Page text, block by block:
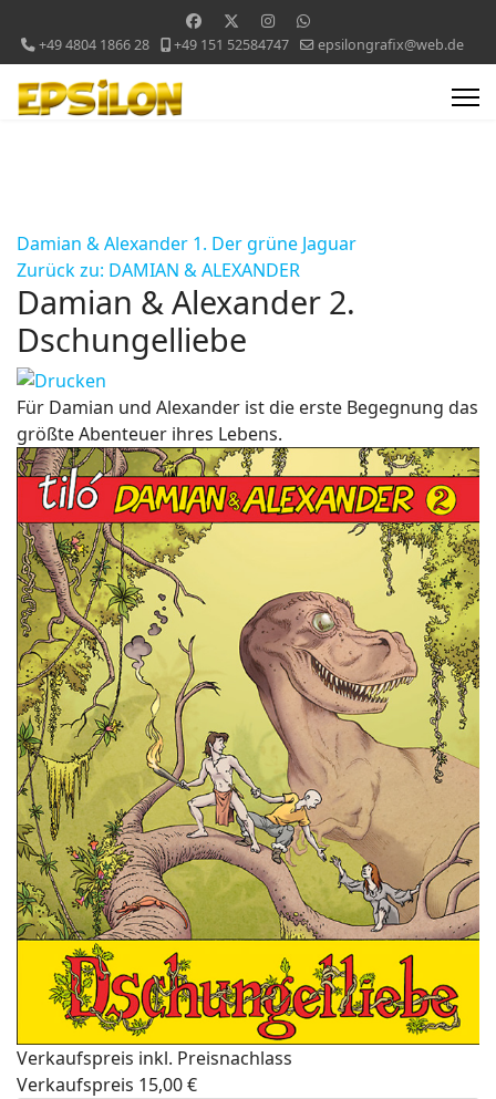
+49 4804 1866 28 +49 151 52584747 epsilongrafix@web.de
Damian & Alexander 1. Der grüne Jaguar
Zurück zu: DAMIAN & ALEXANDER
Damian & Alexander 2.
Dschungelliebe
Für Damian und Alexander ist die erste Begegnung das
größte Abenteuer ihres Lebens.
Verkaufspreis inkl. Preisnachlass
Verkaufspreis 15,00 €